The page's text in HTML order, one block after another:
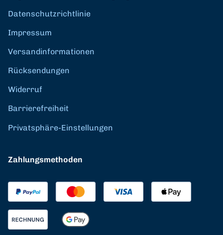
Datenschutzrichtlinie
Impressum
Versandinformationen
Rücksendungen
Widerruf
Barrierefreiheit
Privatsphäre-Einstellungen
Zahlungsmethoden